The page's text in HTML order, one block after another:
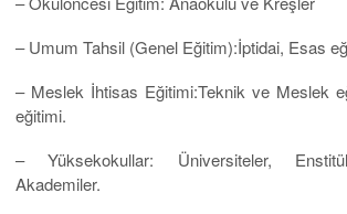
– Umum Tahsil (Genel Eğitim):İptidai, Esas
– Meslek İhtisas Eğitimi:Teknik ve Meslek
eğitimi.
– Yüksekokullar: Üniversiteler,
Akademiler.